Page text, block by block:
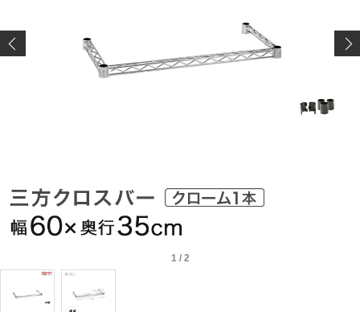
1/ 2